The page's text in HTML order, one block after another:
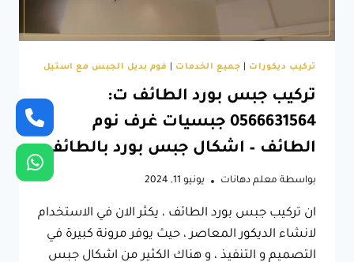
تركيب ديكورات جميع الخدمات فوم بديل الجبس مع استيل
تركيب جبس بورد الطائف ت:
0566631564 جبسيات غرف نوم
الطائف – اشكال جبس بورد بالطائف
بواسطة معلم دهانات يونيو 11, 2024
ان تركيب جبس بورد الطائف ، يكثر الان في الاستخدام
لانشاء الديكور المعاصر ، حيث يوفر مرونة كبيرة في
التصميم و التنفيذ ، و هناك الكثير من اشكال جبس